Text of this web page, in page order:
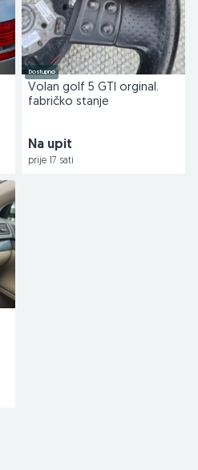
Dostupno
Volan golf 5 GTI orginal.
fabričko stanje
Na upit
prije 17 sati